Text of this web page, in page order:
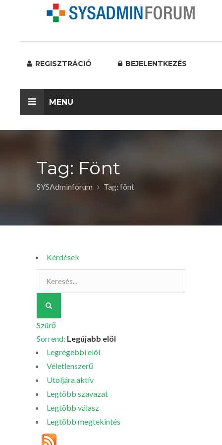
REGISZTRÁCIÓ BEJELENTKEZÉS
MENU
Tag: Fönt
SYSAdminforum Tag: fönt
Kérdések
Szürő
Sorrend: Legújabb elöl
Legrégebbi elöl
Véletlenszerű
Utoljára aktív
Legtöbb szavazat
Legtöbb válasz
Legtöbb megtekintés